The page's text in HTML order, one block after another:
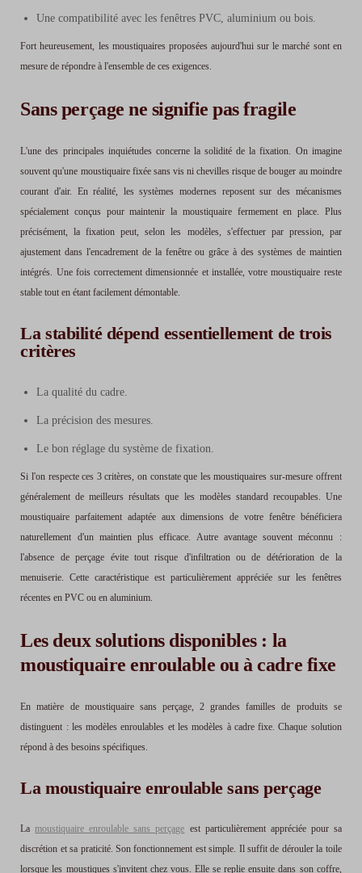
Une compatibilité avec les fenêtres PVC, aluminium ou bois.
Fort heureusement, les moustiquaires proposées aujourd'hui sur le marché sont en
mesure de répondre à l'ensemble de ces exigences.
Sans perçage ne signifie pas fragile
L'une des principales inquiétudes concerne la solidité de la fixation. On imagine
souvent qu'une moustiquaire fixée sans vis ni chevilles risque de bouger au moindre
courant d'air. En réalité, les systèmes modernes reposent sur des mécanismes
spécialement conçus pour maintenir la moustiquaire fermement en place. Plus
précisément, la fixation peut, selon les modèles, s'effectuer par pression, par
ajustement dans l'encadrement de la fenêtre ou grâce à des systèmes de maintien
intégrés. Une fois correctement dimensionnée et installée, votre moustiquaire reste
stable tout en étant facilement démontable.
La stabilité dépend essentiellement de trois
critères
La qualité du cadre.
La précision des mesures.
Le bon réglage du système de fixation.
Si l'on respecte ces 3 critères, on constate que les moustiquaires sur-mesure offrent
généralement de meilleurs résultats que les modèles standard recoupables. Une
moustiquaire parfaitement adaptée aux dimensions de votre fenêtre bénéficiera
naturellement d'un maintien plus efficace. Autre avantage souvent méconnu :
l'absence de perçage évite tout risque d'infiltration ou de détérioration de la
menuiserie. Cette caractéristique est particulièrement appréciée sur les fenêtres
récentes en PVC ou en aluminium.
Les deux solutions disponibles : la
moustiquaire enroulable ou à cadre fixe
En matière de moustiquaire sans perçage, 2 grandes familles de produits se
distinguent : les modèles enroulables et les modèles à cadre fixe. Chaque solution
répond à des besoins spécifiques.
La moustiquaire enroulable sans perçage
Lamoustiquaire enroulable sans perçage est particulièrement appréciée pour sa
discrétion et sa praticité. Son fonctionnement est simple. Il suffit de dérouler la toile
lorsque les moustiques s'invitent chez vous. Elle se replie ensuite dans son coffre,